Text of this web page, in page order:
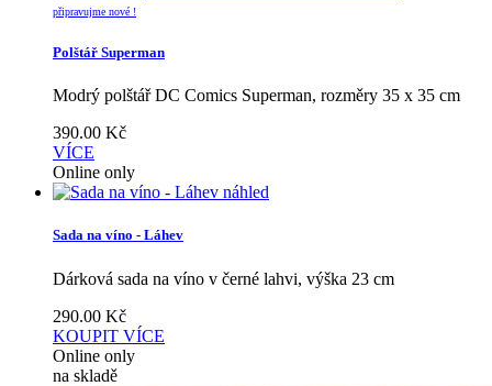
připravujme nové !
Polštář Superman
Modrý polštář DC Comics Superman, rozměry 35 x 35 cm
390.00 Kč
VÍCE
Online only
náhled
Sada na víno - Láhev
Dárková sada na víno v černé lahvi, výška 23 cm
290.00 Kč
KOUPIT VÍCE
Online only
na skladě